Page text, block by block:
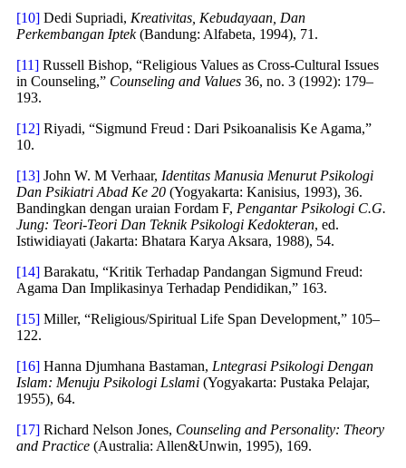
[10] Dedi Supriadi, Kreativitas, Kebudayaan, Dan
Perkembangan Iptek(Bandung: Alfabeta, 1994), 71.
[11] Russell Bishop, “Religious Values as Cross-Cultural Issues
in Counseling,” Counseling and Values 36, no. 3 (1992): 179–
193.
[12] Riyadi, “Sigmund Freud : Dari Psikoanalisis Ke Agama,”
10.
[13] John W. M Verhaar, Identitas Manusia Menurut Psikologi
Dan Psikiatri Abad Ke 20 (Yogyakarta: Kanisius, 1993), 36.
Bandingkan dengan uraian Fordam F, Pengantar Psikologi C.G.
Jung: Teori-Teori Dan Teknik Psikologi Kedokteran, ed.
Istiwidiayati (Jakarta: Bhatara Karya Aksara, 1988), 54.
[14] Barakatu, “Kritik Terhadap Pandangan Sigmund Freud:
Agama Dan Implikasinya Terhadap Pendidikan,” 163.
[15] Miller, “Religious/Spiritual Life Span Development,” 105–
122.
[16] Hanna Djumhana Bastaman, Lntegrasi Psikologi Dengan
Islam: Menuju Psikologi Lslami (Yogyakarta: Pustaka Pelajar,
1955), 64.
[17] Richard Nelson Jones, Counseling and Personality: Theory
and Practice (Australia: Allen&Unwin, 1995), 169.